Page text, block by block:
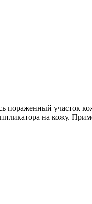
пораженный участок
на кожу.